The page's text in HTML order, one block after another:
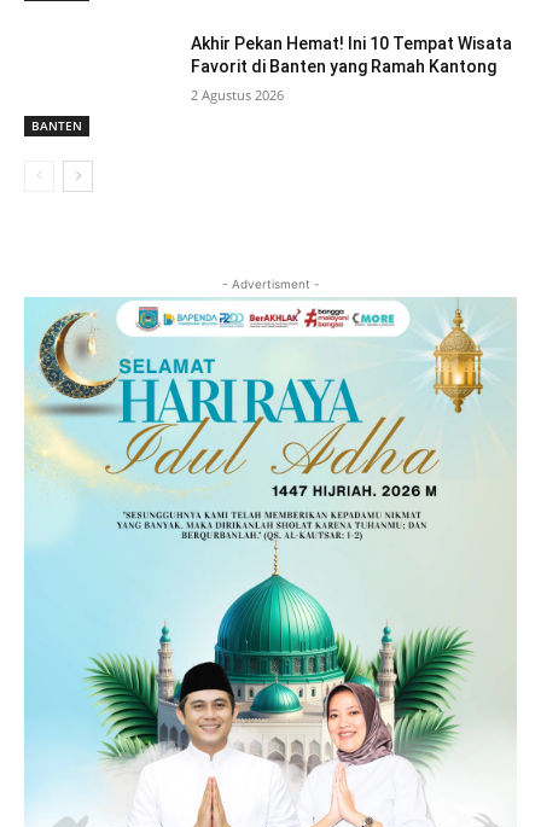
BANTEN
Akhir Pekan Hemat! Ini 10 Tempat Wisata
Favorit di Banten yang Ramah Kantong
2 Agustus 2026
- Advertisment -